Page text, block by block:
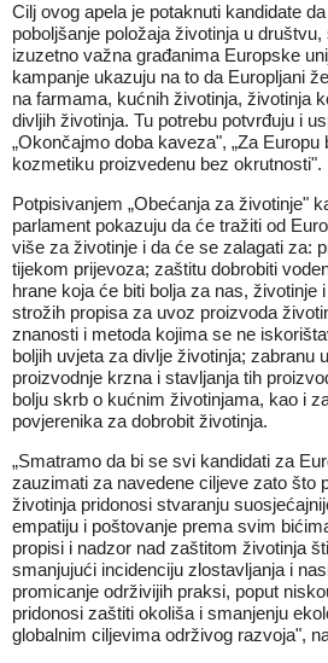
Cilj ovog apela je potaknuti kandidate
poboljšanje položaja životinja u
izuzetno važna građanima Europske
kampanje ukazuju na to da Europljani
na farmama, kućnih životinja, životinja
divljih životinja. Tu potrebu potvrđuju i
„Okončajmo doba kaveza", „Za Europu
kozmetiku proizvedenu bez okrutnosti".
Potpisivanjem „Obećanja za životinje"
parlament pokazuju da će tražiti od
više za životinje i da će se zalagati za:
tijekom prijevoza; zaštitu dobrobiti
hrane koja će biti bolja za nas, životinje
strožih propisa za uvoz proizvoda
znanosti i metoda kojima se ne
boljih uvjeta za divlje životinja; zabranu
proizvodnje krzna i stavljanja tih
bolju skrb o kućnim životinjama, kao i
povjerenika za dobrobit životinja.
„Smatramo da bi se svi kandidati za
zauzimati za navedene ciljeve zato što
životinja pridonosi stvaranju
empatiju i poštovanje prema svim
propisi i nadzor nad zaštitom životinja
smanjujući incidenciju zlostavljanja i
promicanje održivijih praksi, poput
pridonosi zaštiti okoliša i smanjenju
globalnim ciljevima održivog razvoja",